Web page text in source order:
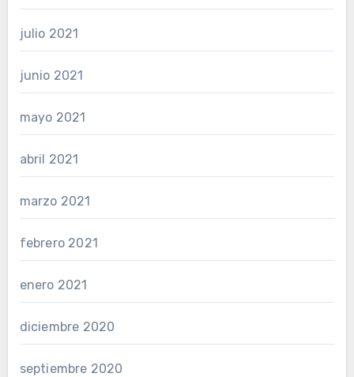
julio 2021
junio 2021
mayo 2021
abril 2021
marzo 2021
febrero 2021
enero 2021
diciembre 2020
septiembre 2020